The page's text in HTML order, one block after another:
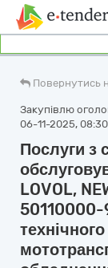
Повернутись
Закупівлю
06-11-2025, 08:30
Послуги з
LOVOL,
50110000-